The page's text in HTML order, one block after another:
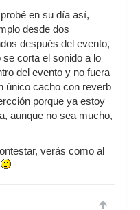
en su día así,
desde dos
después del evento,
corta el sonido a lo
del evento y no fuera
único cacho con reverb
porque ya estoy
aunque no sea mucho,
verás como al